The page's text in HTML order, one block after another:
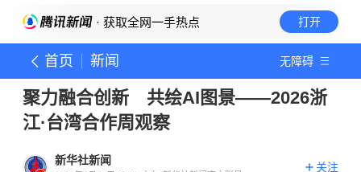
· 获取全网一手热点 打开
首页 新闻 无障碍
聚力融合创新 共绘AI图景——2026浙
江·台湾合作周观察
新华社新闻
关注